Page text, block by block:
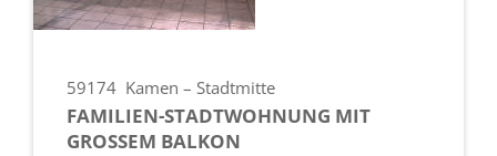
59174 Kamen – Stadtmitte
FAMILIEN-STADTWOHNUNG MIT
GROSSEM BALKON